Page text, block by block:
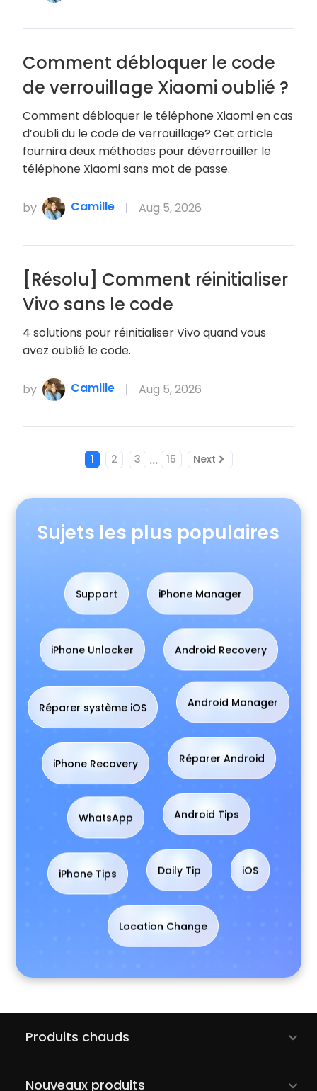
Comment débloquer le code
de verrouillage Xiaomi oublié ?
Comment débloquer le téléphone Xiaomi en cas
d’oubli du le code de verrouillage? Cet article
fournira deux méthodes pour déverrouiller le
téléphone Xiaomi sans mot de passe.
by Camille Aug 5, 2026
[Résolu] Comment réinitialiser
Vivo sans le code
4 solutions pour réinitialiser Vivo quand vous
avez oublié le code.
by Camille Aug 5, 2026
1 2 3 ... 15 Next
Sujets les plus populaires
Support iPhone Manager
iPhone Unlocker Android Recovery
Réparer système iOS Android Manager
iPhone Recovery Réparer Android
WhatsApp Android Tips
iPhone Tips Daily Tip iOS
Location Change
Produits chauds
Nouveaux produits